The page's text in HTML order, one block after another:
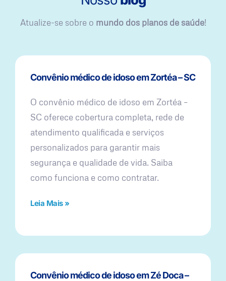
Atualize-se sobre o mundo dos planos de saúde!
Convênio médico de idoso em Zortéa – SC
O convênio médico de idoso em Zortéa –
SC oferece cobertura completa, rede de
atendimento qualificada e serviços
personalizados para garantir mais
segurança e qualidade de vida. Saiba
como funciona e como contratar.
Leia Mais »
Convênio médico de idoso em Zé Doca –